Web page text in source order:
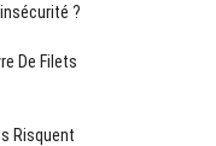
?
De Filets
Risquent